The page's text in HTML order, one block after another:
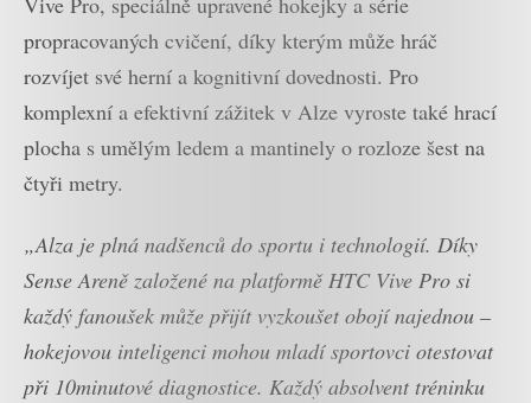
propracovaných cvičení, díky kterým může hráč
rozvíjet své herní a kognitivní dovednosti. Pro
komplexní a efektivní zážitek v Alze vyroste také hrací
plocha s umělým ledem a mantinely o rozloze šest na
čtyři metry.
„Alza je plná nadšenců do sportu i technologií. Díky
Sense Areně založené na platformě HTC Vive Pro si
každý fanoušek může přijít vyzkoušet obojí najednou –
hokejovou inteligenci mohou mladí sportovci otestovat
při 10minutové diagnostice. Každý absolvent tréninku